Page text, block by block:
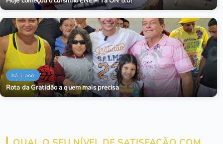
há 1 ano
Rota da Gratidão a quem mais precisa